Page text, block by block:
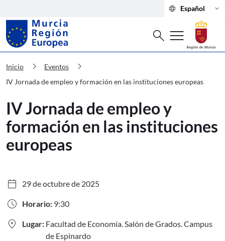
language Español keyboard_arrow_down
Murcia Región Europea IV Jornada
Buscar
search menu
Inicio chevron_right Eventos chevron_right
IV Jornada de empleo y formación en las instituciones europeas
IV Jornada de empleo y
formación en las instituciones
europeas
calendar_today 29 de octubre de 2025
schedule Horario: 9:30
location_on Lugar: Facultad de Economía. Salón de Grados. Campus
de Espinardo